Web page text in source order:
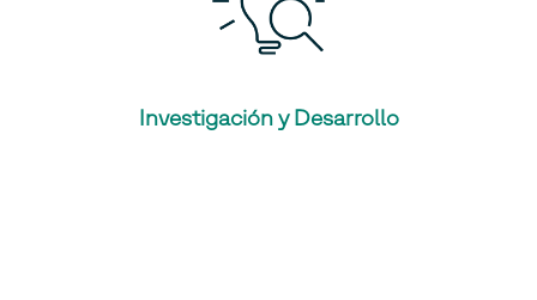
Investigación y Desarrollo